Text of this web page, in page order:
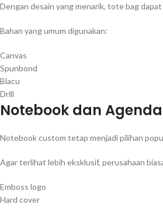
Dengan desain yang menarik, tote bag
Bahan yang umum digunakan:
Canvas
Spunbond
Blacu
Drill
Notebook dan Agenda
Notebook custom tetap menjadi pilihan
Agar terlihat lebih eksklusif, perusahaan
Emboss logo
Hard cover